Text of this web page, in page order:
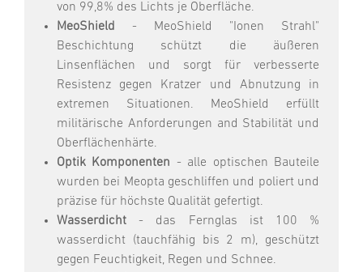
von 99,8% des Lichts je Oberfläche.
MeoShield - MeoShield "Ionen Strahl"
Beschichtung schützt die äußeren
Linsenflächen und sorgt für verbesserte
Resistenz gegen Kratzer und Abnutzung in
extremen Situationen. MeoShield erfüllt
militärische Anforderungen and Stabilität und
Oberflächenhärte.
Optik Komponenten - alle optischen Bauteile
wurden bei Meopta geschliffen und poliert und
präzise für höchste Qualität gefertigt.
Wasserdicht - das Fernglas ist 100 %
wasserdicht (tauchfähig bis 2 m), geschützt
gegen Feuchtigkeit, Regen und Schnee.